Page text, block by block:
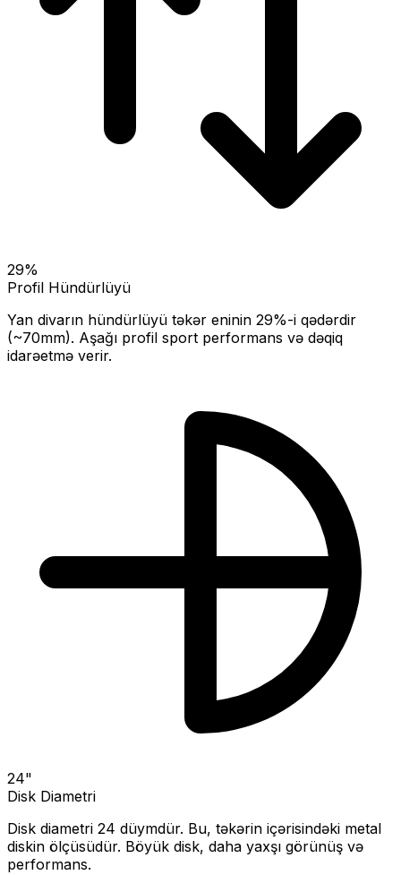
29%
Profil Hündürlüyü
Yan divarın hündürlüyü təkər eninin 29%-i qədərdir
(~70mm). Aşağı profil sport performans və dəqiq
idarəetmə verir.
24"
Disk Diametri
Disk diametri 24 düymdür. Bu, təkərin içərisindəki metal
diskin ölçüsüdür. Böyük disk, daha yaxşı görünüş və
performans.